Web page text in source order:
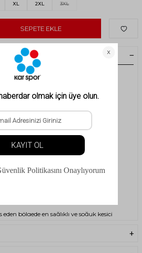
XL 2XL 3XL
SEPETE EKLE
- 2AS Waylen Merino Yünlü Kadın
inceliği sayesinde kıyafetlerin
sağlar.
geliştirilen bir kumaştır. Yüksek hareket
dış etkenlere karşı yüksek
sağlıklı olarak soğuktan koruyan ve
atan bir kumaş geliştirilmiştir.
bölgede en sağlıklı ve soğuk kesici